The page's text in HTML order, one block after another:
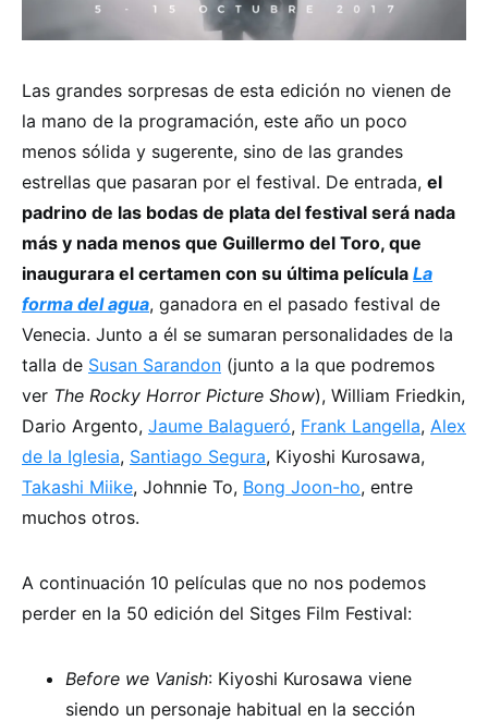
Las grandes sorpresas de esta edición no vienen de
la mano de la programación, este año un poco
menos sólida y sugerente, sino de las grandes
estrellas que pasaran por el festival. De entrada, el
padrino de las bodas de plata del festival será nada
más y nada menos que Guillermo del Toro, que
inaugurara el certamen con su última película La
forma del agua, ganadora en el pasado festival de
Venecia. Junto a él se sumaran personalidades de la
talla de Susan Sarandon (junto a la que podremos
ver The Rocky Horror Picture Show), William Friedkin,
Dario Argento, Jaume Balagueró, Frank Langella, Alex
de la Iglesia, Santiago Segura, Kiyoshi Kurosawa,
Takashi Miike, Johnnie To, Bong Joon-ho, entre
muchos otros.
A continuación 10 películas que no nos podemos
perder en la 50 edición del Sitges Film Festival:
Before we Vanish: Kiyoshi Kurosawa viene
siendo un personaje habitual en la sección